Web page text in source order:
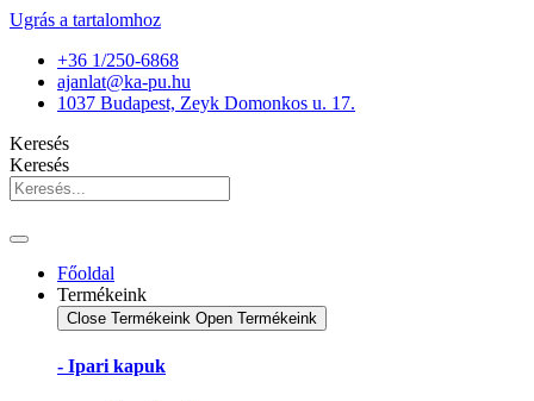
Ugrás a tartalomhoz
+36 1/250-6868
ajanlat@ka-pu.hu
1037 Budapest, Zeyk Domonkos u. 17.
Keresés
Keresés
Főoldal
Termékeink
Close Termékeink Open Termékeink
- Ipari kapuk